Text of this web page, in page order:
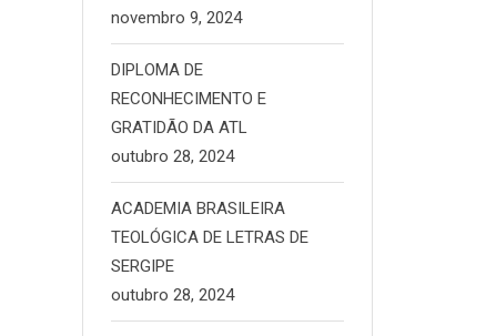
novembro 9, 2024
DIPLOMA DE
RECONHECIMENTO E
GRATIDÃO DA ATL
outubro 28, 2024
ACADEMIA BRASILEIRA
TEOLÓGICA DE LETRAS DE
SERGIPE
outubro 28, 2024